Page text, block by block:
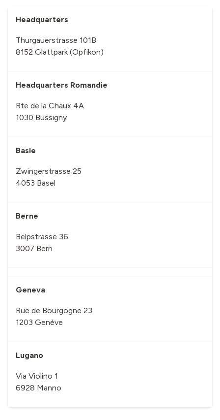
Headquarters
Thurgauerstrasse 101B
8152 Glattpark (Opfikon)
Headquarters Romandie
Rte de la Chaux 4A
1030 Bussigny
Basle
Zwingerstrasse 25
4053 Basel
Berne
Belpstrasse 36
3007 Bern
Geneva
Rue de Bourgogne 23
1203 Genève
Lugano
Via Violino 1
6928 Manno